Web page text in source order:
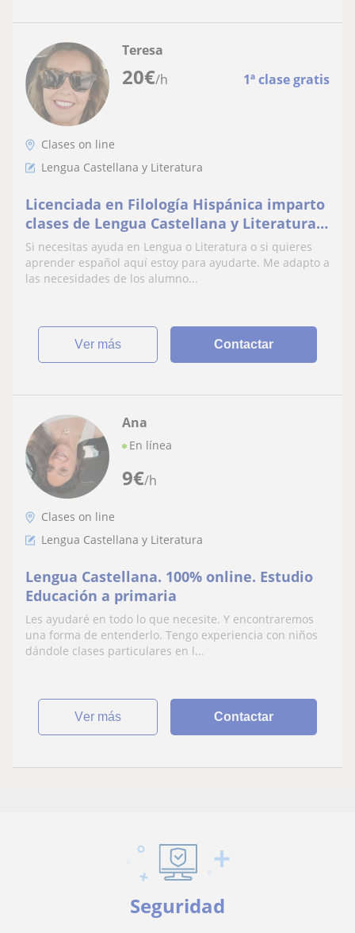
20€/h 1ª clase gratis
Teresa
Clases on line
Lengua Castellana y Literatura
Licenciada en Filología Hispánica imparto
clases de Lengua Castellana y Literatura a
diferentes niveles, clases de español para
extranjeros y clases de francés
Si necesitas ayuda en Lengua o Literatura o si quieres
aprender español aquí estoy para ayudarte. Me adapto a
las necesidades de los alumno...
ver más Contactar
9€/h
Ana
En línea
Clases on line
Lengua Castellana y Literatura
Lengua Castellana. 100% online. Estudio
Educación a primaria
Les ayudaré en todo lo que necesite. Y encontraremos
una forma de entenderlo. Tengo experiencia con niños
dándole clases particulares en l...
ver más Contactar
Seguridad